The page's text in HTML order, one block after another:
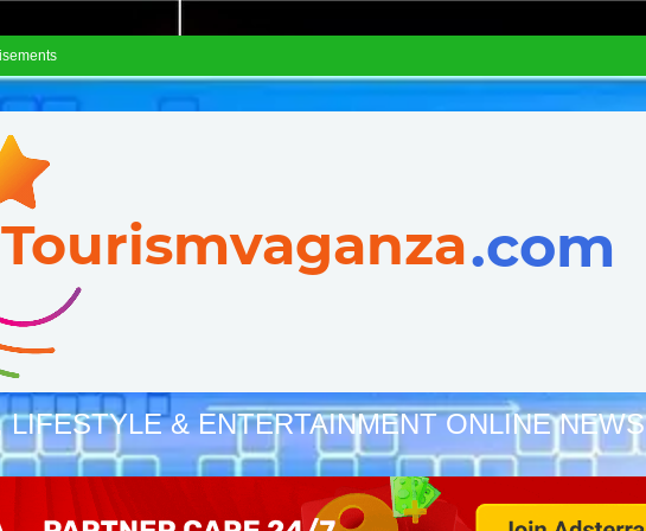
LIFESTYLE & ENTERTAINMENT ONLINE NEWS